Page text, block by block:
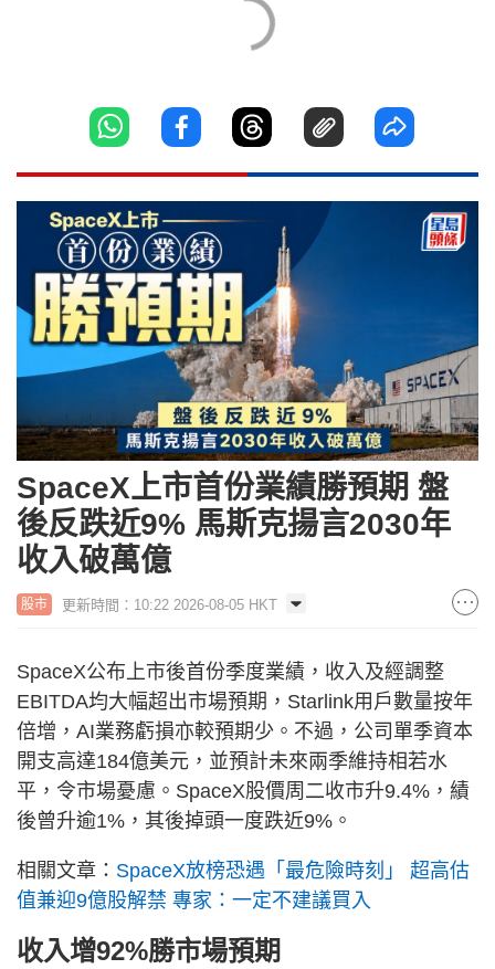
SpaceX上市首份業績勝預期 盤
後反跌近9% 馬斯克揚言2030年
收入破萬億
股市 更新時間：10:22 2026-08-05 HKT
SpaceX公布上市後首份季度業績，收入及經調整
EBITDA均大幅超出市場預期，Starlink用戶數量按年
倍增，AI業務虧損亦較預期少。不過，公司單季資本
開支高達184億美元，並預計未來兩季維持相若水
平，令市場憂慮。SpaceX股價周二收市升9.4%，績
後曾升逾1%，其後掉頭一度跌近9%。
相關文章： SpaceX放榜恐遇「最危險時刻」 超高估
值兼迎9億股解禁 專家：一定不建議買入
收入增92%勝市場預期